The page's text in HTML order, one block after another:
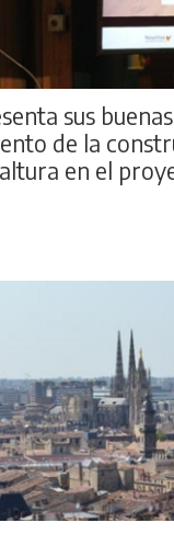
sus
de la
en el